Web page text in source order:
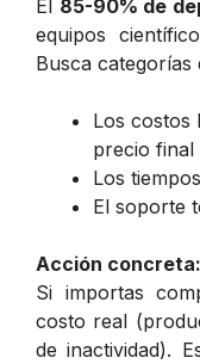
El 85-90% de
equipos
Busca categorías
Los costos
precio final
Los
El soporte
Acción concreta:
Si importas
costo real
de inactividad).